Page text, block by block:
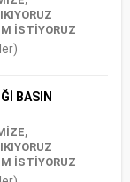
İSTİYORUZ
BASIN
İSTİYORUZ